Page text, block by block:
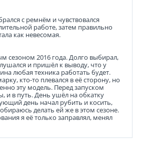
с ремнём и чувствовался
работе, затем правильно
как невесомая.
сезоном 2016 года. Долго выбирал,
и пришёл к выводу, что у
любая техника работать будет.
кто-то плевался в её сторону, но
эту модель. Перед запуском
и в путь. День ушёл на обкатку
день начал рубить и косить,
делать ей же в этом сезоне.
я её только заправлял, менял